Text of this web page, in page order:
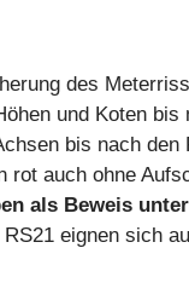
des
und Koten bis
bis nach den
rot auch ohne
als Beweis
eignen sich